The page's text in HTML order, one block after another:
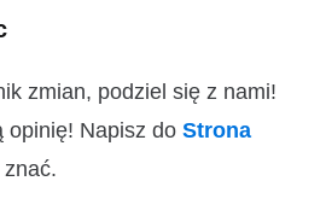
zmian, podziel się z nami!
opinię! Napisz do Strona